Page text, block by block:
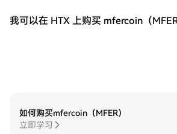
密爱好者都能产生共鸣的叙事。
配，作为对他们对项目信任的奖励。这说明
了一个以社区为中心的方法，优先考虑可用
我可以在 HTX 上购买 mfercoin（
如何购买mfercoin（MFER）
立即学习